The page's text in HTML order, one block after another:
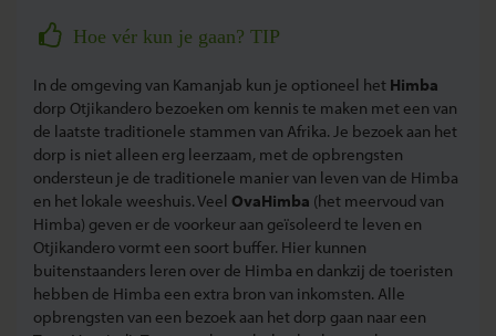
Hoe vér kun je gaan? TIP
In de omgeving van Kamanjab kun je optioneel het Himba
dorp Otjikandero bezoeken om kennis te maken met een van
de laatste traditionele stammen van Afrika. Je bezoek aan het
dorp is niet alleen erg leerzaam, met de opbrengsten
ondersteun je de traditionele manier van leven van de Himba
en het lokale weeshuis. Veel OvaHimba (het meervoud van
Himba) geven er de voorkeur aan geïsoleerd te leven en
Otjikandero vormt een soort buffer. Hier kunnen
buitenstaanders leren over de Himba en dankzij de toeristen
hebben de Himba een extra bron van inkomsten. Alle
opbrengsten van een bezoek aan het dorp gaan naar een